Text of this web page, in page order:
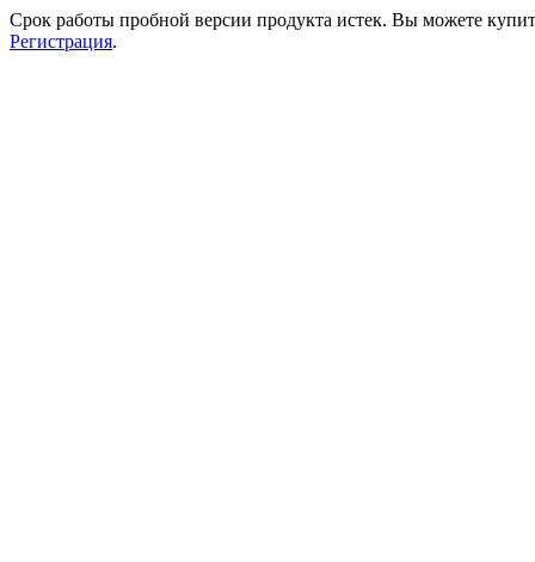
Срок работы пробной версии продукта истек. Вы можете
Регистрация.